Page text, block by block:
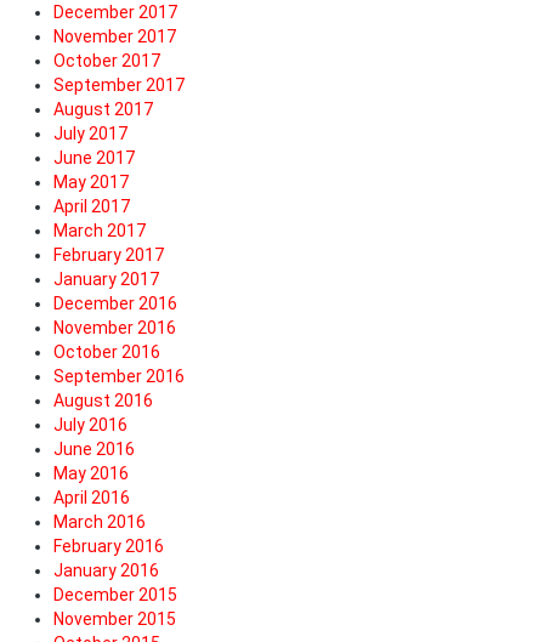
December 2017
November 2017
October 2017
September 2017
August 2017
July 2017
June 2017
May 2017
April 2017
March 2017
February 2017
January 2017
December 2016
November 2016
October 2016
September 2016
August 2016
July 2016
June 2016
May 2016
April 2016
March 2016
February 2016
January 2016
December 2015
November 2015